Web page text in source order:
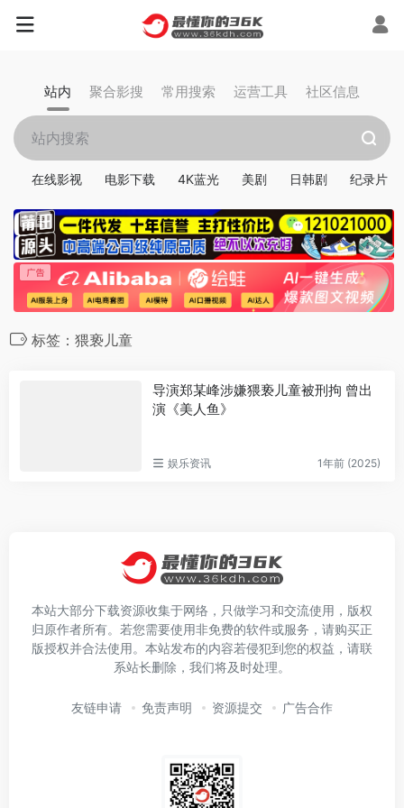
站内 聚合影搜 常用搜索 运营工具 社区信息
在线影视 电影下载 4K蓝光 美剧 日韩剧 纪录片
标签：猥亵儿童
导演郑某峰涉嫌猥亵儿童被刑拘 曾出
演《美人鱼》
娱乐资讯 1年前 (2025)
本站大部分下载资源收集于网络，只做学习和交流使用，版权
归原作者所有。若您需要使用非免费的软件或服务，请购买正
版授权并合法使用。本站发布的内容若侵犯到您的权益，请联
系站长删除，我们将及时处理。
友链申请 免责声明 资源提交 广告合作